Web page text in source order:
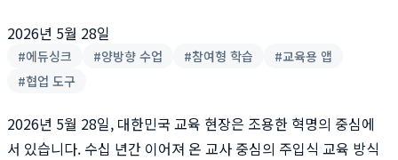
2026년 5월 28일
#에듀싱크 #양방향 수업 #참여형 학습 #교육용 앱
#협업 도구
2026년 5월 28일, 대한민국 교육 현장은 조용한 혁명의 중심에
서 있습니다. 수십 년간 이어져 온 교사 중심의 주입식 교육 방식